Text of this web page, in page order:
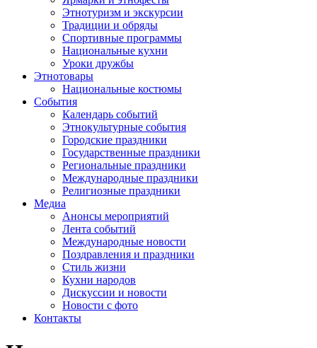
Этнотуризм и экскурсии
Традиции и обряды
Спортивные программы
Национальные кухни
Уроки дружбы
Этнотовары
Национальные костюмы
События
Календарь событий
Этнокультурные события
Городские праздники
Государственные праздники
Региональные праздники
Международные праздники
Религиозные праздники
Медиа
Анонсы мероприятий
Лента событий
Международные новости
Поздравления и праздники
Cтиль жизни
Кухни народов
Дискуссии и новости
Новости с фото
Контакты